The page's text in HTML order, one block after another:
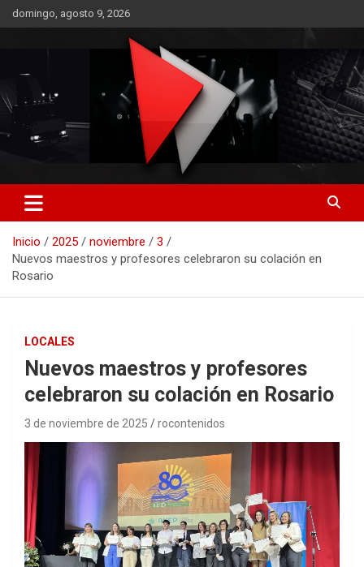
Saltar
al
domingo, agosto 9, 2026
RO CONTENIDOS
Inicio 2025 noviembre
3
Nuevos maestros y profesores celebraron su colación en
Rosario
LOCALES
Nuevos maestros y profesores
celebraron su colación en Rosario
3 de noviembre de 2025 rocontenidos